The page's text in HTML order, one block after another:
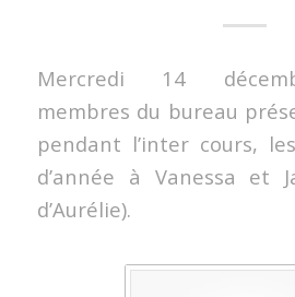
Mercredi 14
membres du bureau
pendant l’inter cours,
d’année à Vanessa et
d’Aurélie).